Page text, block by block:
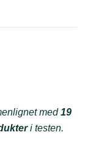
med19
i testen.